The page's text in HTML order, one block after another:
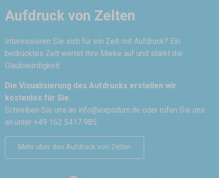
Aufdruck von Zelten
Interessieren Sie sich für ein Zelt mit Aufdruck? Ein
bedrucktes Zelt wertet Ihre Marke auf und stärkt die
Glaubwürdigkeit.
Die Visualisierung des Aufdrucks erstellen wir
kostenlos für Sie.
Schreiben Sie uns an info@expodum.de oder rufen Sie uns
an unter +49 162 5417 985
Mehr über den Aufdruck von Zelten